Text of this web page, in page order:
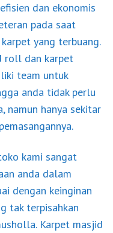
dan ekonomis
pada saat
yang terbuang.
roll dan karpet
team untuk
anda tidak perlu
namun hanya sekitar
kami sangat
anda dalam
dengan keinginan
tak terpisahkan
Karpet masjid